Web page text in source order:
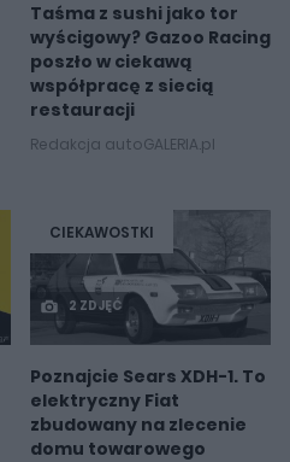
Taśma z sushi jako tor
wyścigowy? Gazoo Racing
poszło w ciekawą
współpracę z siecią
restauracji
Redakcja autoGALERIA.pl
CIEKAWOSTKI
2 ZDJĘĆ
Poznajcie Sears XDH-1. To
elektryczny Fiat
zbudowany na zlecenie
domu towarowego